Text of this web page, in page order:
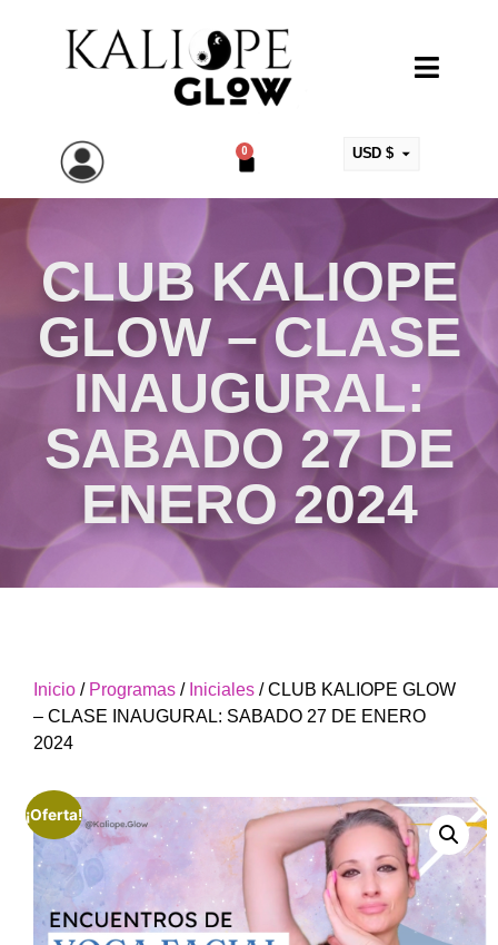
0 USD $
COP $
CLP $
UYU $
CLUB KALIOPE
GLOW – CLASE
INAUGURAL:
SABADO 27 DE
ENERO 2024
Inicio / Programas / Iniciales / CLUB KALIOPE GLOW
– CLASE INAUGURAL: SABADO 27 DE ENERO
2024
¡Oferta!